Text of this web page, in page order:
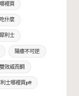
裡買
什麼
利士
陽痿不可逆
雙效威而鋼
士哪裡買ptt